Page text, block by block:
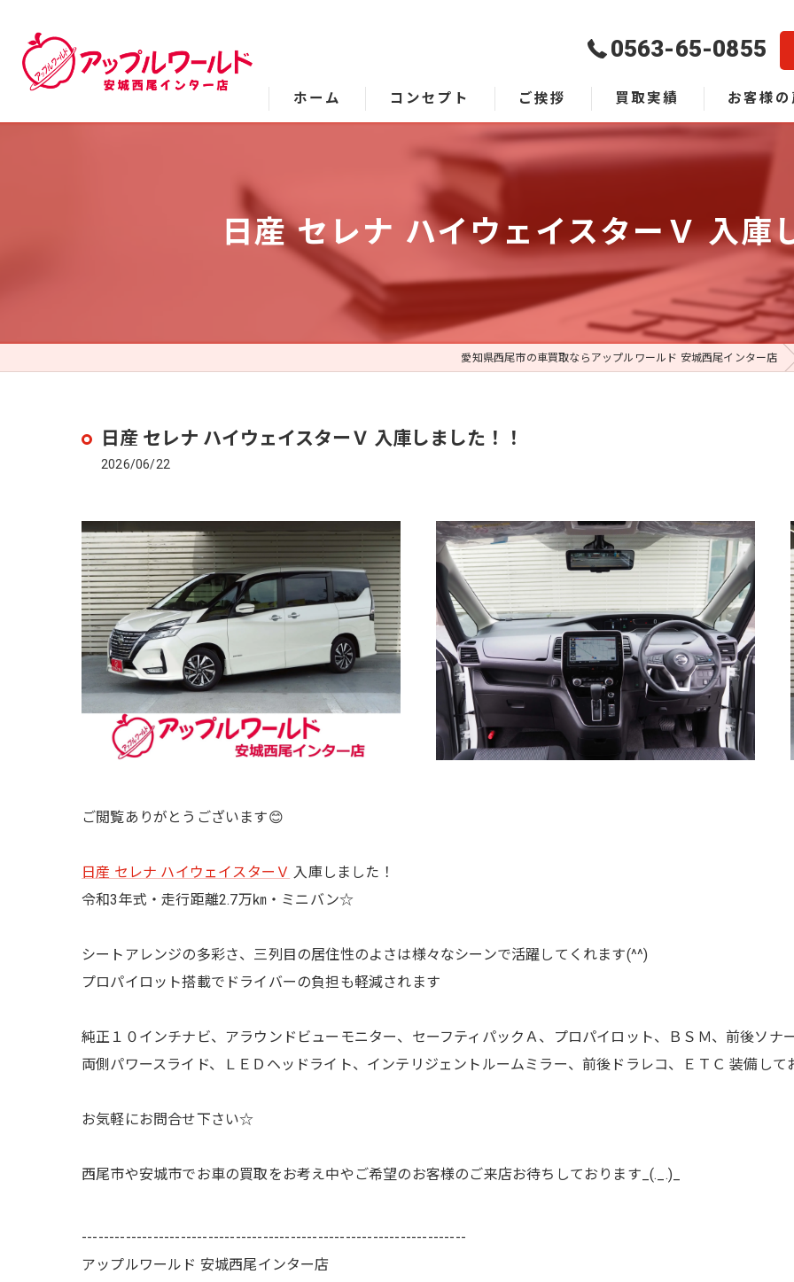
0563-65-0855
ホーム コンセプト ご挨拶 買取実績 お客様の
よくある質問
日産 セレナ ハイウェイスターＶ 入庫
愛知県西尾市の車買取ならアップルワールド 安城西尾インター店
日産 セレナ ハイウェイスターＶ 入庫しました！！
2026/06/22
ご閲覧ありがとうございます😊
日産 セレナ ハイウェイスターＶ 入庫しました！
令和3年式・走行距離2.7万㎞・ミニバン☆
シートアレンジの多彩さ、三列目の居住性のよさは様々なシーンで活躍してくれます(^^)
プロパイロット搭載でドライバーの負担も軽減されます
純正１０インチナビ、アラウンドビューモニター、セーフティパックＡ、プロパイロット、ＢＳＭ、前後ソナー
両側パワースライド、ＬＥＤヘッドライト、インテリジェントルームミラー、前後ドラレコ、ＥＴＣ 装備して
お気軽にお問合せ下さい☆
西尾市や安城市でお車の買取をお考え中やご希望のお客様のご来店お待ちしております_(._.)_
----------------------------------------------------------------------
アップルワールド 安城西尾インター店